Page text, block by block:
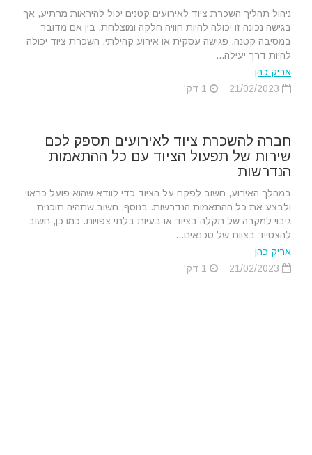
ניהול תהליך השכרת ציוד לאירועים קטנים יכול להיראות מרתיע, אך
בגישה נכונה זו יכולה להיות חוויה חלקה ומוצלחת. בין אם מדובר
במסיבה קטנה, פגישה עסקית או אירוע קהילתי, השכרת ציוד יכולה
להיות דרך יעילה...
אריק כהן
חברה להשכרת ציוד לאירועים תספק לכם
שירות של תפעול הציוד עם כל ההתאמות
הנדרשות
במהלך האירוע, חשוב לפקח על הציוד כדי לוודא שהוא פועל כראוי
ולבצע את כל ההתאמות הנדרשות. בנוסף, חשוב שתהיה תוכנית
גיבוי למקרה של תקלה בציוד או בעיות בלתי צפויות. כמו כן, חשוב
להצטייד בצוות של טכנאים...
אריק כהן